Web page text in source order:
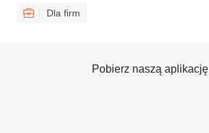
Dla firm
Pobierz naszą aplikację